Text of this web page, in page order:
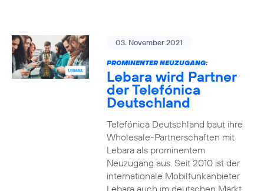
03. November 2021
PROMINENTER NEUZUGANG:
Lebara wird Partner
der Telefónica
Deutschland
Telefónica Deutschland baut ihre
Wholesale-Partnerschaften mit
Lebara als prominentem
Neuzugang aus. Seit 2010 ist der
internationale Mobilfunkanbieter
Lebara auch im deutschen Markt